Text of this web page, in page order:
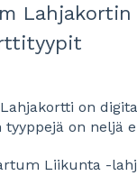
Lahjakortin
on
tyyppejä on neljä
Liikunta -